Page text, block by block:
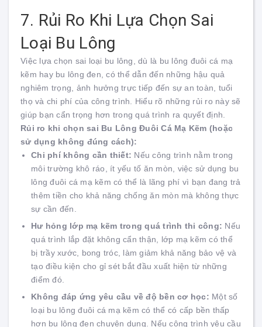
7. Rủi Ro Khi Lựa Chọn Sai
Loại Bu Lông
Việc lựa chọn sai loại bu lông, dù là bu lông đuôi cá mạ
kẽm hay bu lông đen, có thể dẫn đến những hậu quả
nghiêm trọng, ảnh hưởng trực tiếp đến sự an toàn, tuổi
thọ và chi phí của công trình. Hiểu rõ những rủi ro này sẽ
giúp bạn cẩn trọng hơn trong quá trình ra quyết định.
Rủi ro khi chọn sai Bu Lông Đuôi Cá Mạ Kẽm (hoặc
sử dụng không đúng cách):
Chi phí không cần thiết: Nếu công trình nằm trong
môi trường khô ráo, ít yếu tố ăn mòn, việc sử dụng bu
lông đuôi cá mạ kẽm có thể là lãng phí vì bạn đang trả
thêm tiền cho khả năng chống ăn mòn mà không thực
sự cần đến.
Hư hỏng lớp mạ kẽm trong quá trình thi công: Nếu
quá trình lắp đặt không cẩn thận, lớp mạ kẽm có thể
bị trầy xước, bong tróc, làm giảm khả năng bảo vệ và
tạo điều kiện cho gỉ sét bắt đầu xuất hiện từ những
điểm đó.
Không đáp ứng yêu cầu về độ bền cơ học: Một số
loại bu lông đuôi cá mạ kẽm có thể có cấp bền thấp
hơn bu lông đen chuyên dụng. Nếu công trình yêu cầu